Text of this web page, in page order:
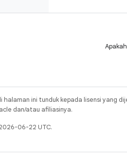
halaman ini tunduk kepada lisensi yang
dan/atau afiliasinya.
06-22 UTC.